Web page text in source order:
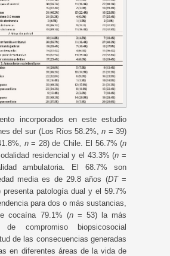
incorporados en este estudio
del sur (Los Ríos 58.2%,n = 39)
n= 28) de Chile. El 56.7% (n
residencial y el 43.3% (n =
ambulatoria. El 68.7% son
media es de 29.8 años (DT=
presenta patología dual y el 59.7%
para dos o más sustancias,
cocaína 79.1% (n= 53) la más
compromiso biopsicosocial
de las consecuencias generadas
en diferentes áreas de la vida de